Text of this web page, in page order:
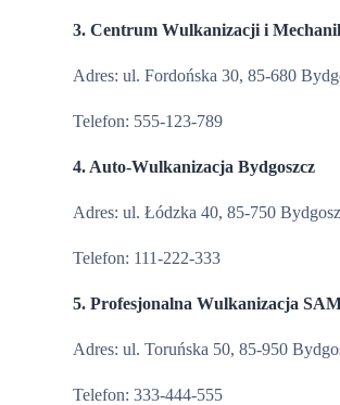
3. Centrum Wulkanizacji i
Adres: ul. Fordońska 30, 85-680
Telefon: 555-123-789
4. Auto-Wulkanizacja Bydgoszcz
Adres: ul. Łódzka 40, 85-750
Telefon: 111-222-333
5. Profesjonalna Wulkanizacja
Adres: ul. Toruńska 50, 85-950
Telefon: 333-444-555